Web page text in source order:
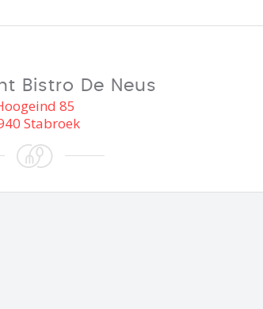
Bistro De Neus
85
Stabroek